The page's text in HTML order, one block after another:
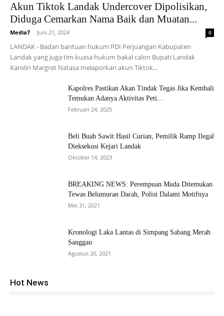
Akun Tiktok Landak Undercover Dipolisikan,
Diduga Cemarkan Nama Baik dan Muatan...
Media7 - Juni 21, 2024 0
LANDAK - Badan bantuan hukum PDI Perjuangan Kabupaten
Landak yang juga tim kuasa hukum bakal calon Bupati Landak
Karolin Margret Natasa melaporkan akun Tiktok...
Kapolres Pastikan Akan Tindak Tegas Jika Kembali
Temukan Adanya Aktivitas Peti...
Februari 24, 2025
Beli Buah Sawit Hasil Curian, Pemilik Ramp Ilegal
Dieksekusi Kejari Landak
Oktober 14, 2023
BREAKING NEWS: Perempuan Muda Ditemukan
Tewas Belumuran Darah, Polisi Dalami Motifnya
Mei 31, 2021
Kronologi Laka Lantas di Simpang Sabang Merah
Sanggau
Agustus 20, 2021
Hot News